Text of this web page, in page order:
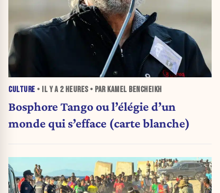
CULTURE • IL Y A 2 HEURES• PAR KAMEL BENCHEIKH
Bosphore Tango ou l’élégie d’un
monde qui s’efface (carte blanche)